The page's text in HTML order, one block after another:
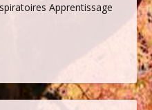
Apprentissage